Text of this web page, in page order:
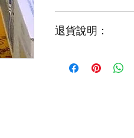
免費提供鮮花養護查
退貨說明：
如收到的商品出現